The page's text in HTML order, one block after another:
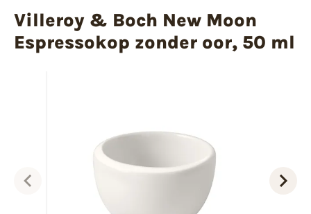
Villeroy & Boch New Moon
Espressokop zonder oor, 50 ml